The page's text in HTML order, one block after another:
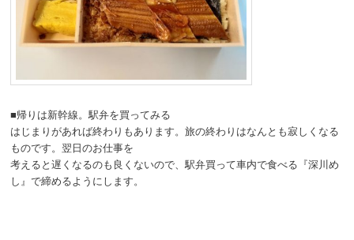
■帰りは新幹線。駅弁を買ってみる
はじまりがあれば終わりもあります。旅の終わりはなんとも寂しくなる
ものです。翌日のお仕事を
考えると遅くなるのも良くないので、駅弁買って車内で食べる『深川め
し』で締めるようにします。